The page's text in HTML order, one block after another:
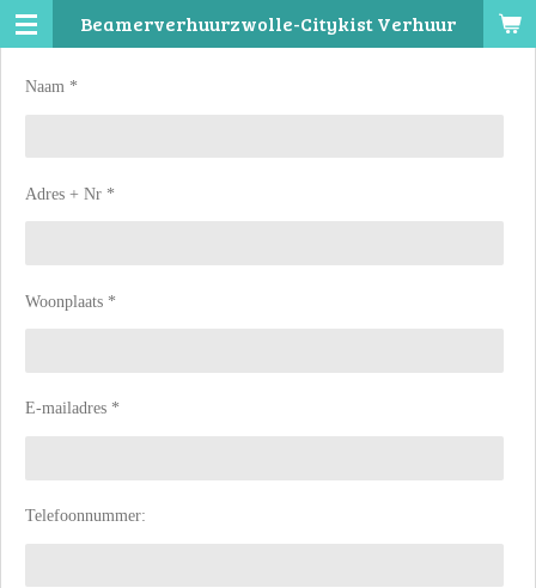
Ga
naar
Beamerverhuurzwolle-Citykist Verhuur
Naam *
Adres + Nr *
Woonplaats *
E-mailadres *
Telefoonnummer: